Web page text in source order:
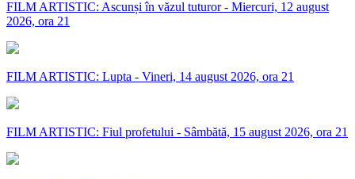
FILM ARTISTIC: Ascunși în văzul tuturor - Miercuri, 12 august
2026, ora 21
FILM ARTISTIC: Lupta - Vineri, 14 august 2026, ora 21
FILM ARTISTIC: Fiul profetului - Sâmbătă, 15 august 2026, ora 21